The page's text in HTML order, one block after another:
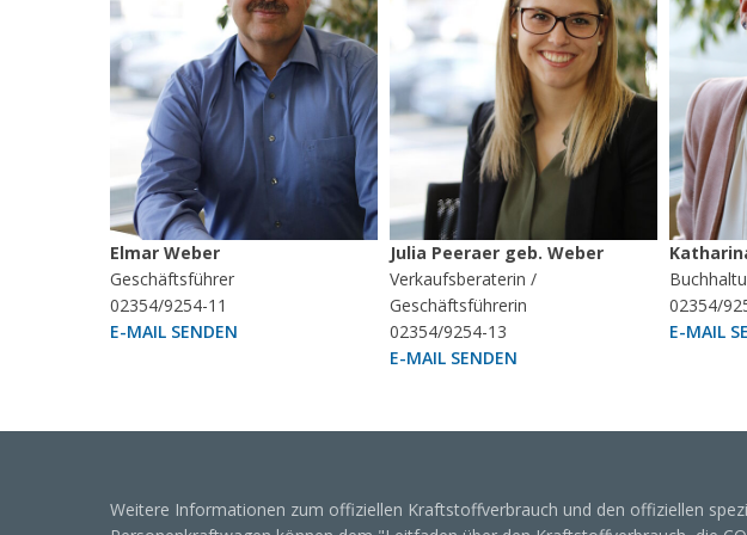
Elmar Weber
Geschäftsführer
02354/9254-11
E-MAIL SENDEN
Julia Peeraer geb. Weber
Verkaufsberaterin /
Geschäftsführerin
02354/9254-13
E-MAIL SENDEN
02354/
E-MAIL
Weitere Informationen zum offiziellen Kraftstoffverbrauch und den offiziellen